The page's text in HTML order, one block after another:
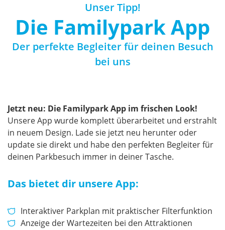
Unser Tipp!
Die Familypark App
Der perfekte Begleiter für deinen Besuch
bei uns
Jetzt neu: Die Familypark App im frischen Look!
Unsere App wurde komplett überarbeitet und erstrahlt
in neuem Design. Lade sie jetzt neu herunter oder
update sie direkt und habe den perfekten Begleiter für
deinen Parkbesuch immer in deiner Tasche.
Das bietet dir unsere App:
Interaktiver Parkplan mit praktischer Filterfunktion
Anzeige der Wartezeiten bei den Attraktionen